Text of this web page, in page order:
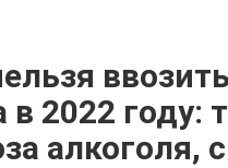
в 2022
алкоголя,